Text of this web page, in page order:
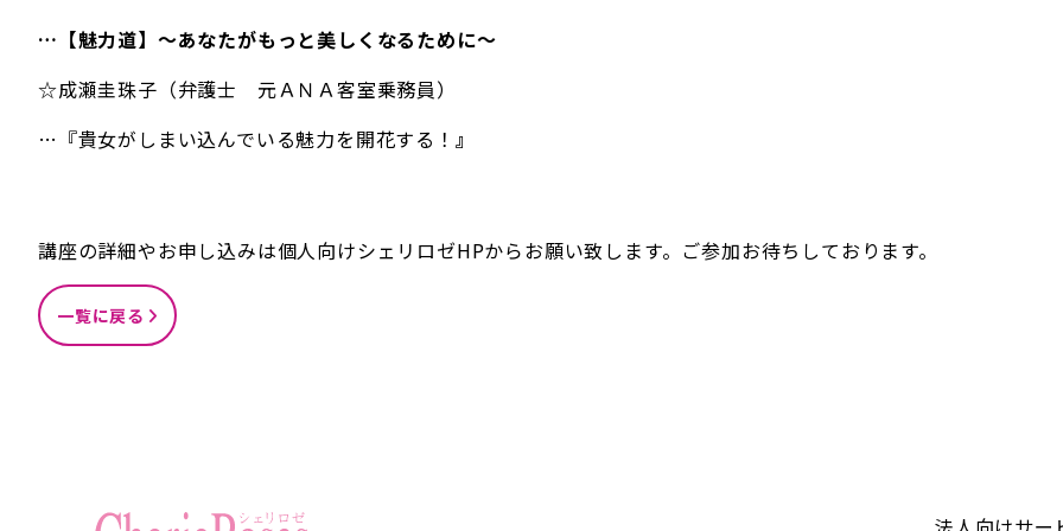
…【魅力道】～あなたがもっと美しくなるために～
☆成瀬圭珠子（弁護士 元ＡＮＡ客室乗務員）
…『貴女がしまい込んでいる魅力を開花する！ 』
講座の詳細やお申し込みは個人向けシェリロゼHPからお願い致します。ご参加お待ちしております。
一覧に戻る